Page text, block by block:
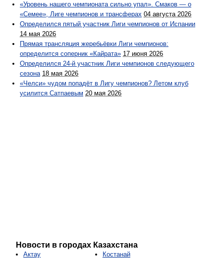
«Уровень нашего чемпионата сильно упал». Смаков — о
«Семее», Лиге чемпионов и трансферах 04 августа 2026
Определился пятый участник Лиги чемпионов от Испании
14 мая 2026
Прямая трансляция жеребьёвки Лиги чемпионов:
определится соперник «Кайрата» 17 июня 2026
Определился 24-й участник Лиги чемпионов следующего
сезона 18 мая 2026
«Челси» чудом попадёт в Лигу чемпионов? Летом клуб
усилится Сатпаевым 20 мая 2026
Новости в городах Казахстана
Актау Костанай